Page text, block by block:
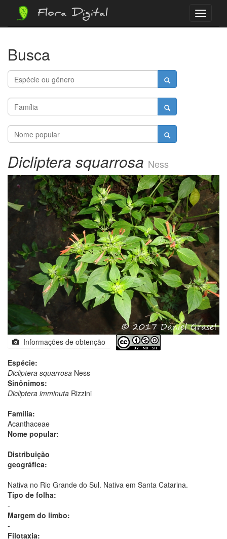
Menu
Flora Digital
Busca
Dicliptera squarrosa Ness
Informações de obtenção
Espécie:
Dicliptera squarrosa Ness
Sinônimos:
Dicliptera imminuta Rizzini
Família:
Acanthaceae
Nome popular:
Distribuição
geográfica:
Nativa no Rio Grande do Sul. Nativa em Santa Catarina.
Tipo de folha:
-
Margem do limbo:
-
Filotaxia: